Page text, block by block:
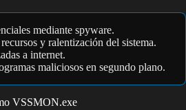
mediante spyware.
y ralentización del sistema.
a internet.
maliciosos en segundo plano.
VSSMON.exe